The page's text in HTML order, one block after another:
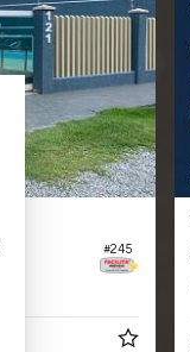
#245